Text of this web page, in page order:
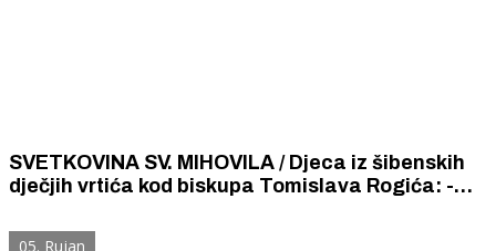
SVETKOVINA SV. MIHOVILA / Djeca iz šibenskih
dječjih vrtića kod biskupa Tomislava Rogića: -
05. Rujan